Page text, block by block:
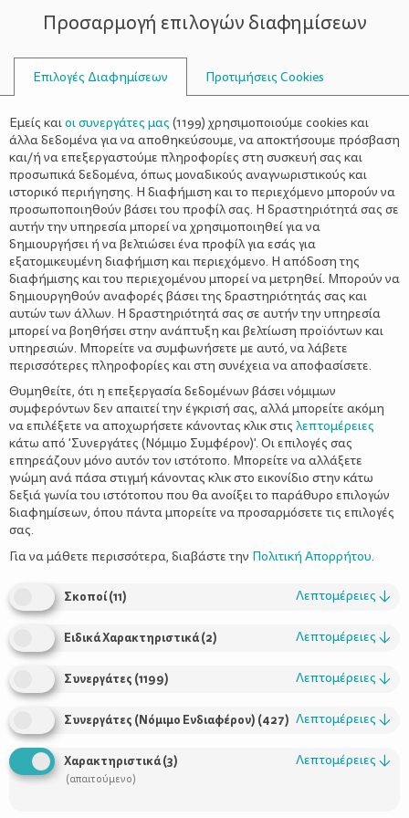
ΣΥΜΒΟΥΛΟΙ
ΠΑΙΔΊ>Η ΖΩΉ ΜΕ ΈΝΑ ΠΑΙΔΊ
Παίζω μαθαίνοντας και στο
Δημοτικό
Της Ελένης Λάμπου
Πρόσωπα κουρασμένα, σχεδόν καταβεβλημένα, ενίοτε
συγκινημένα μα πάντοτε αγχωμένα. Στις κουβέντες των γονιών
πάντα η ίδια ερώτηση, από το Σεπτέμβρη μέχρι τον Ιούνη.
Πάντα η ίδια αγωνία. «Διάβασε; Έκανε τις ασκήσεις; Πρόλαβε
Προσαρμογή επιλογών διαφημίσεων
Επιλογές Διαφημίσεων Προτιμήσεις Cookies
Εμείς καιοι συνεργάτες μας (1199) χρησιμοποιούμε cookies και
άλλα δεδομένα για να αποθηκεύσουμε, να αποκτήσουμε πρόσβαση
και/ή να επεξεργαστούμε πληροφορίες στη συσκευή σας και
προσωπικά δεδομένα, όπως μοναδικούς αναγνωριστικούς και
ιστορικό περιήγησης. Η διαφήμιση και το περιεχόμενο μπορούν να
προσωποποιηθούν βάσει του προφίλ σας. Η δραστηριότητά σας σε
αυτήν την υπηρεσία μπορεί να χρησιμοποιηθεί για να
δημιουργήσει ή να βελτιώσει ένα προφίλ για εσάς για
εξατομικευμένη διαφήμιση και περιεχόμενο. Η απόδοση της
διαφήμισης και του περιεχομένου μπορεί να μετρηθεί. Μπορούν να
δημιουργηθούν αναφορές βάσει της δραστηριότητάς σας και
αυτών των άλλων. Η δραστηριότητά σας σε αυτήν την υπηρεσία
μπορεί να βοηθήσει στην ανάπτυξη και βελτίωση προϊόντων και
υπηρεσιών. Μπορείτε να συμφωνήσετε με αυτό, να λάβετε
περισσότερες πληροφορίες και στη συνέχεια να αποφασίσετε.
Θυμηθείτε, ότι η επεξεργασία δεδομένων βάσει νόμιμων
συμφερόντων δεν απαιτεί την έγκρισή σας, αλλά μπορείτε ακόμη
να επιλέξετε να αποχωρήσετε κάνοντας κλικ στις λεπτομέρειες
κάτω από 'Συνεργάτες (Νόμιμο Συμφέρον)'. Οι επιλογές σας
επηρεάζουν μόνο αυτόν τον ιστότοπο. Μπορείτε να αλλάξετε
γνώμη ανά πάσα στιγμή κάνοντας κλικ στο εικονίδιο στην κάτω
δεξιά γωνία του ιστότοπου που θα ανοίξει το παράθυρο επιλογών
διαφημίσεων, όπου πάντα μπορείτε να προσαρμόσετε τις επιλογές
σας.
Για να μάθετε περισσότερα, διαβάστε την Πολιτική Απορρήτου.
Σκοποί(11) Λεπτομέρειες ↓
Ειδικά Χαρακτηριστικά(2) Λεπτομέρειες ↓
Συνεργάτες (1199) Λεπτομέρειες ↓
Συνεργάτες (Νόμιμο Ενδιαφέρον) (427) Λεπτομέρειες ↓
Χαρακτηριστικά(3)
(απαιτούμενο)
Λεπτομέρειες ↓